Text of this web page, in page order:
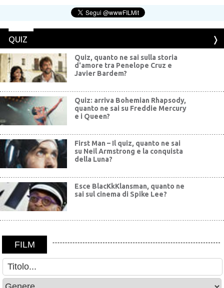
QUIZ
Quiz, quanto ne sai sulla storia
d'amore tra Penelope Cruz e
Javier Bardem?
Quiz: arriva Bohemian Rhapsody,
quanto ne sai su Freddie Mercury
e i Queen?
First Man – Il quiz, quanto ne sai
su Neil Armstrong e la conquista
della Luna?
Esce BlacKkKlansman, quanto ne
sai sul cinema di Spike Lee?